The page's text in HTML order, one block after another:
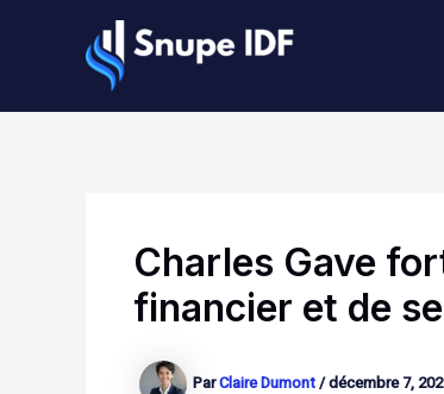
Charles Gave
financier et de
ParClaire Dumont/décembre 7,